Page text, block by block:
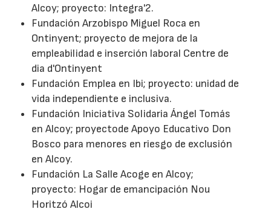
Alcoy; proyecto: Integra'2.
Fundación Arzobispo Miguel Roca en
Ontinyent; proyecto de mejora de la
empleabilidad e inserción laboral Centre de
dia d'Ontinyent
Fundación Emplea en Ibi; proyecto: unidad de
vida independiente e inclusiva.
Fundación Iniciativa Solidaria Ángel Tomás
en Alcoy; proyectode Apoyo Educativo Don
Bosco para menores en riesgo de exclusión
en Alcoy.
Fundación La Salle Acoge en Alcoy;
proyecto: Hogar de emancipación Nou
Horitzó Alcoi